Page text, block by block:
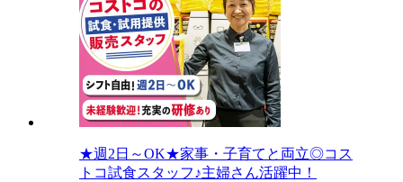
★週2日～OK★家事・子育てと両立◎コス
トコ試食スタッフ♪主婦さん活躍中！